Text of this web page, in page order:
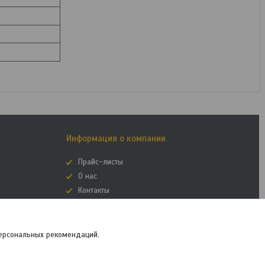
ферм КРС
Информация о компании
Прайс-листы
О нас
Контакты
рекомендаций.